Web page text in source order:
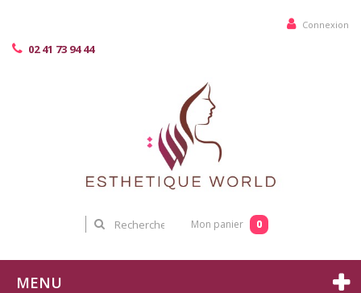
Connexion
02 41 73 94 44
Mon panier 0
MENU